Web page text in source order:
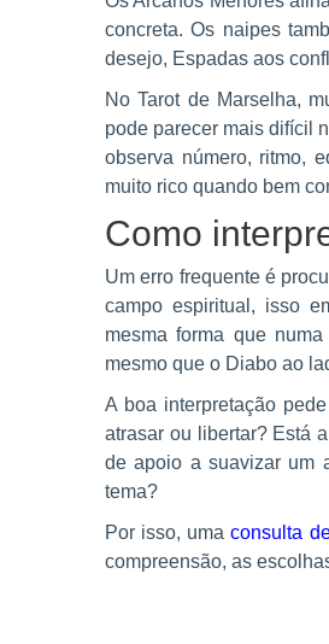
concreta. Os naipes
desejo, Espadas aos
No Tarot de Marselha,
pode parecer mais difícil
observa número, ritmo,
muito rico quando bem
Como
Um erro frequente é
campo espiritual, isso
mesma forma que
mesmo que o Diabo ao
A boa interpretação
atrasar ou libertar? Está
de apoio a suavizar um
tema?
Por isso, umaconsulta
compreensão, as